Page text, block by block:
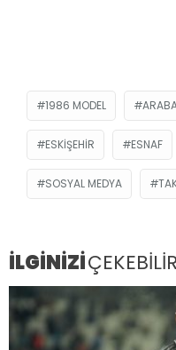
1986 MODEL
ESKIŞEHIR ESNAF
SOSYAL MEDYA
İLGİNİZİÇEKEBİLİR